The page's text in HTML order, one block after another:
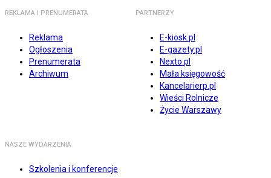
REKLAMA I PRENUMERATA
Reklama
Ogłoszenia
Prenumerata
Archiwum
PARTNERZY
E-kiosk.pl
E-gazety.pl
Nexto.pl
Mała księgowość
Kancelarierp.pl
Wieści Rolnicze
Życie Warszawy
NASZE WYDARZENIA
Szkolenia i konferencje